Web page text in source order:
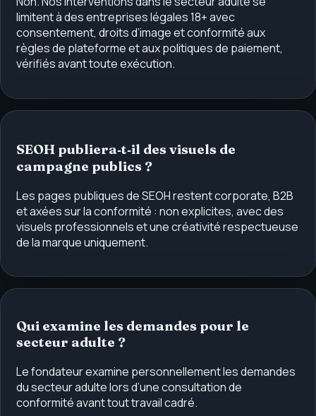
limitent à des entreprises légales 18+ avec
consentement, droits d’image et conformité aux
règles de plateforme et aux politiques de paiement,
vérifiés avant toute exécution.
SEOH publiera‑t‑il des visuels de
campagne publics ?
Les pages publiques de SEOH restent corporate, B2B
et axées sur la conformité : non explicites, avec des
visuels professionnels et une créativité respectueuse
de la marque uniquement.
Qui examine les demandes pour le
secteur adulte ?
Le fondateur examine personnellement les demandes
du secteur adulte lors d’une consultation de
conformité avant tout travail cadré.